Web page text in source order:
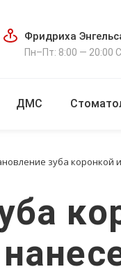
Фридриха
Пн–Пт: 8:00 — 20:00
ДМС
зуба коронкой